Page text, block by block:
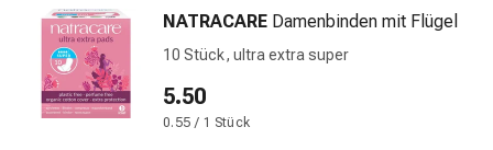
Salz
Anthroposophika
Niere,
Blase,
NATRACARE Damenbinden mit Flügel
10 Stück, ultra extra super
5.50
0.55 / 1 Stück